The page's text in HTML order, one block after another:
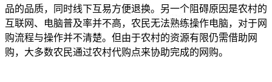
品的品质，同时线下互易方便退换。另一个阻碍原因是农村的
互联网、电脑普及率并不高，农民无法熟练操作电脑，对于网
购流程与操作并不清楚。但由于农村的资源有限仍需借助网
购，大多数农民通过农村代购点来协助完成的网购。